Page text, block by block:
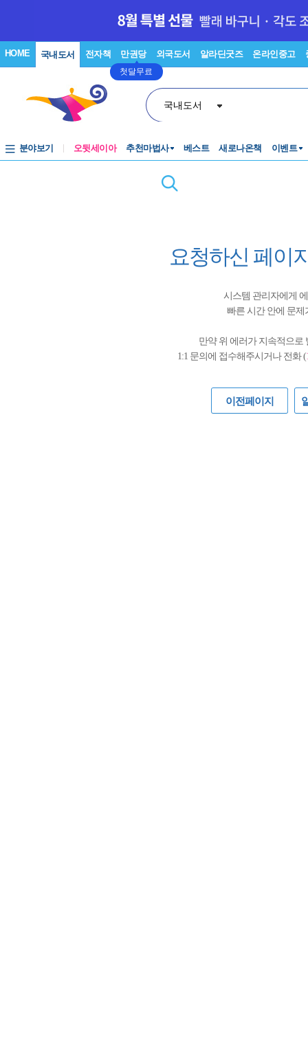
HOME 국내도서 전자책 만권당
첫달무료
외국도서 알라딘굿즈 온라인중고
국내도서
분야보기 오뒷세이아 추천마법사 베스트 새로나온책 이벤트
요청하신 페이
시스템 관리자에게
빠른 시간 안에 문
만약 위 에러가 지속적으로
1:1 문의에 접수해주시거나 전화 (
이전페이지